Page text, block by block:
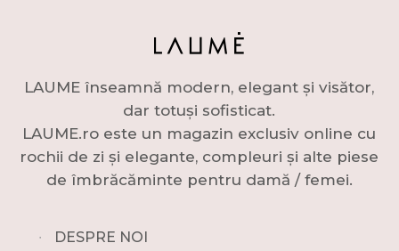
LAUME înseamnă modern, elegant și visător,
dar totuși sofisticat.
LAUME.ro este un magazin exclusiv online cu
rochii de zi și elegante, compleuri și alte piese
de îmbrăcăminte pentru damă / femei.
∙ DESPRE NOI